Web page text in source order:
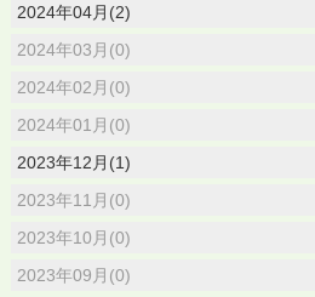
2024年04月(2)
2024年03月(0)
2024年02月(0)
2024年01月(0)
2023年12月(1)
2023年11月(0)
2023年10月(0)
2023年09月(0)